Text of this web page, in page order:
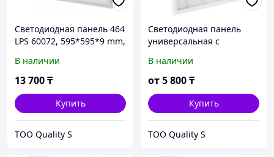
Светодиодная панель 464
LPS 60072, 595*595*9 mm,
комплекте 2 драйвера
В наличии
13 700₸
Купить
ТОО Quality S
Светодиодная панель
универсальная с
464-LEPS-60036
(595*595*18 36W/3400Lm
В наличии
от5 800₸
Купить
ТОО Quality S